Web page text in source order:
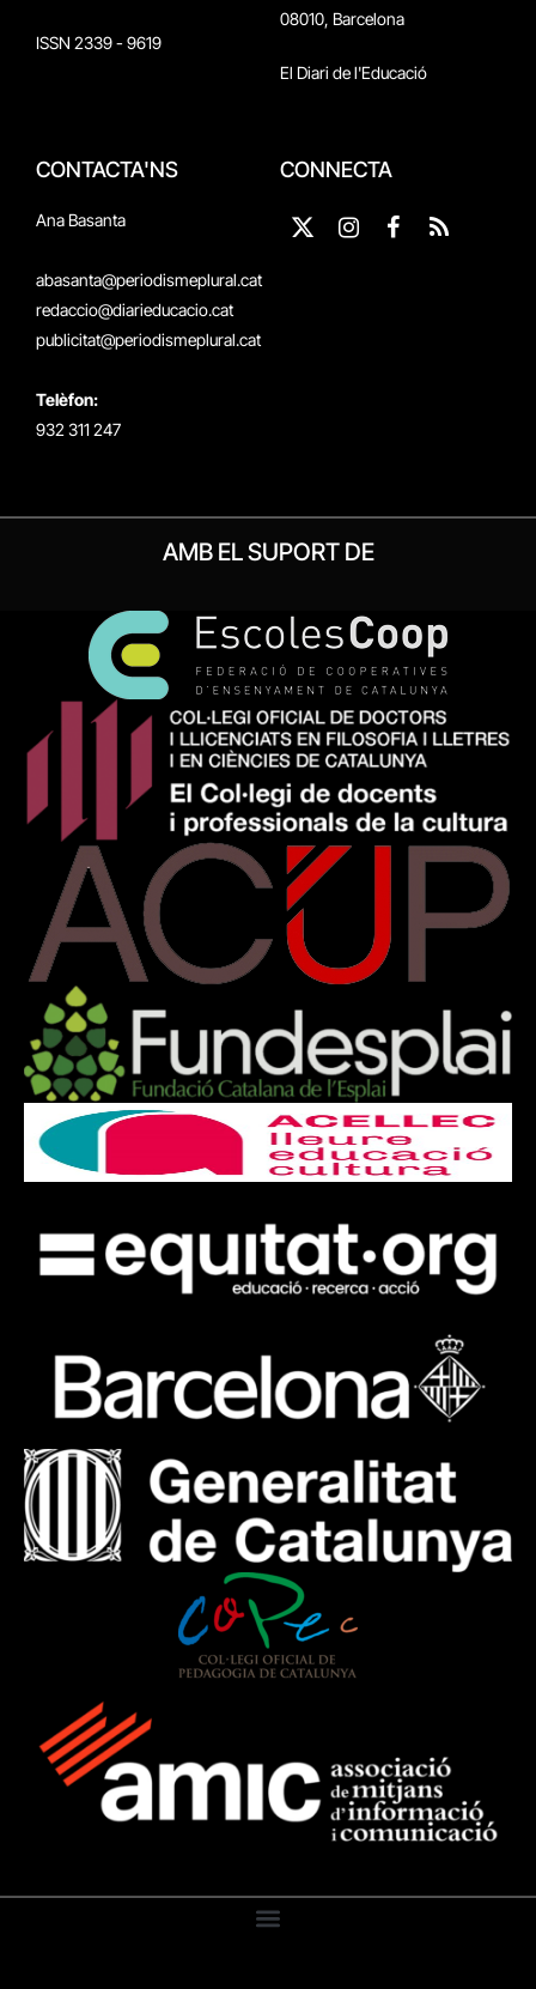
ISSN 2339 - 9619
08010, Barcelona
El Diari de l'Educació
CONTACTA'NS
Ana Basanta
abasanta@periodismeplural.cat
redaccio@diarieducacio.cat
publicitat@periodismeplural.cat
Telèfon:
932 311 247
CONNECTA
X
Instagram
Facebook
RSS
AMB EL SUPORT DE